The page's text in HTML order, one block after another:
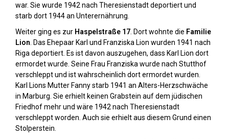
war. Sie wurde 1942 nach Theresienstadt deportiert und
starb dort 1944 an Unterernährung.
Weiter ging es zur Haspelstraße 17 . Dort wohnte die Familie
Lion . Das Ehepaar Karl und Franziska Lion wurden 1941 nach
Riga deportiert. Es ist davon auszugehen, dass Karl Lion dort
ermordet wurde. Seine Frau Franziska wurde nach Stutthof
verschleppt und ist wahrscheinlich dort ermordet wurden.
Karl Lions Mutter Fanny starb 1941 an Alters-Herzschwäche
in Marburg. Sie erhielt keinen Grabstein auf dem jüdischen
Friedhof mehr und wäre 1942 nach Theresienstadt
verschleppt worden. Auch sie erhielt aus diesem Grund einen
Stolperstein.